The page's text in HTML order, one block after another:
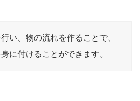
い、物の流れを作ることで、
に付けることができます。